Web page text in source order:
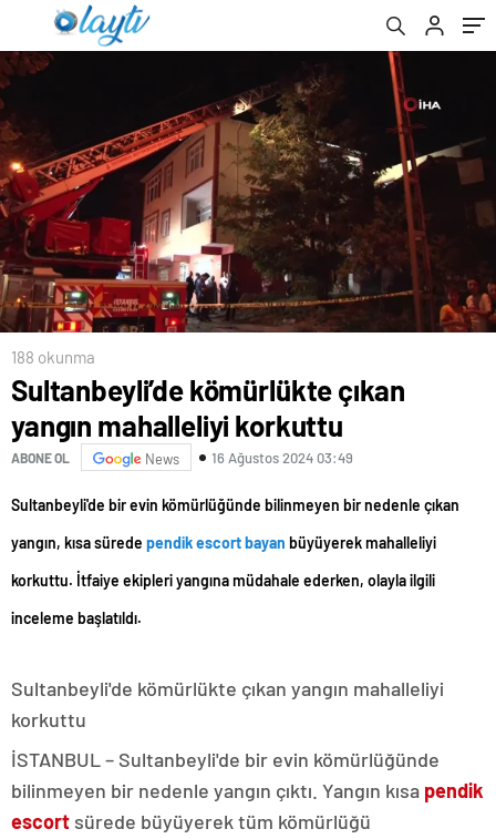
188 okunma
Sultanbeyli’de kömürlükte çıkan
yangın mahalleliyi korkuttu
ABONE OL News 16 Ağustos 2024 03:49
Sultanbeyli'de bir evin kömürlüğünde bilinmeyen bir nedenle çıkan
yangın, kısa sürede pendik escort bayan büyüyerek mahalleliyi
korkuttu. İtfaiye ekipleri yangına müdahale ederken, olayla ilgili
inceleme başlatıldı.
Sultanbeyli'de kömürlükte çıkan yangın mahalleliyi
korkuttu
İSTANBUL – Sultanbeyli'de bir evin kömürlüğünde
bilinmeyen bir nedenle yangın çıktı. Yangın kısa pendik
escort sürede büyüyerek tüm kömürlüğü